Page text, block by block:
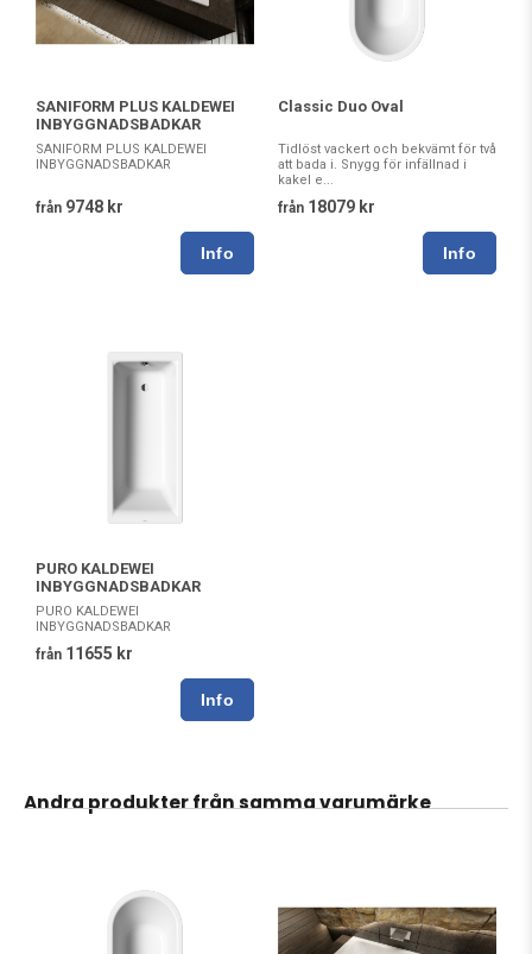
SANIFORM PLUS KALDEWEI
INBYGGNADSBADKAR
SANIFORM PLUS KALDEWEI
INBYGGNADSBADKAR
från 9748 kr
Classic Duo Oval
Tidlöst vackert och bekvämt för två
att bada i. Snygg för infällnad i
kakel e...
från 18079 kr
PURO KALDEWEI
INBYGGNADSBADKAR
PURO KALDEWEI
INBYGGNADSBADKAR
från 11655 kr
Andra produkter från samma varumärke